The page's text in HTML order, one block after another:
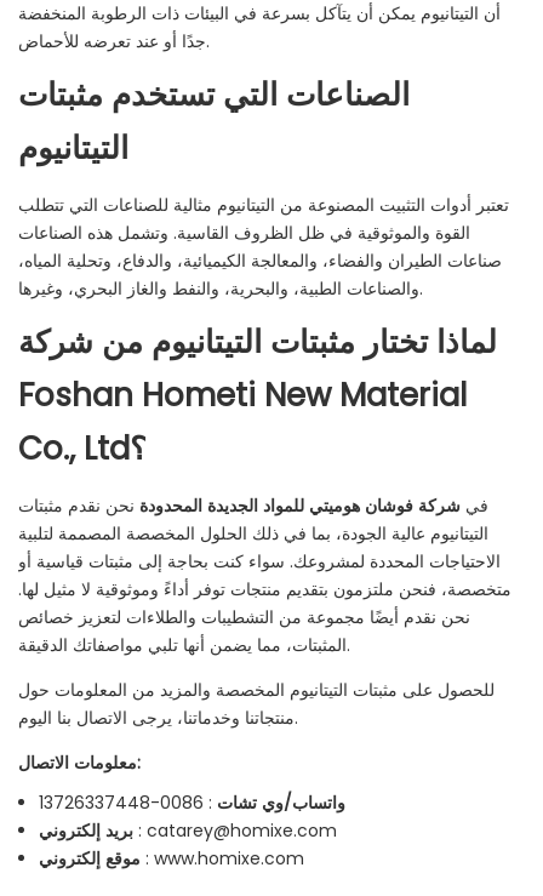
أن التيتانيوم يمكن أن يتآكل بسرعة في البيئات ذات الرطوبة المنخفضة
جدًا أو عند تعرضه للأحماض.
الصناعات التي تستخدم مثبتات
التيتانيوم
تعتبر أدوات التثبيت المصنوعة من التيتانيوم مثالية للصناعات التي تتطلب
القوة والموثوقية في ظل الظروف القاسية. وتشمل هذه الصناعات
صناعات الطيران والفضاء، والمعالجة الكيميائية، والدفاع، وتحلية المياه،
والصناعات الطبية، والبحرية، والنفط والغاز البحري، وغيرها.
لماذا تختار مثبتات التيتانيوم من شركة
Foshan Hometi New Material
Co., Ltd؟
في شركة فوشان هوميتي للمواد الجديدة المحدودة نحن نقدم مثبتات
التيتانيوم عالية الجودة، بما في ذلك الحلول المخصصة المصممة لتلبية
الاحتياجات المحددة لمشروعك. سواء كنت بحاجة إلى مثبتات قياسية أو
متخصصة، فنحن ملتزمون بتقديم منتجات توفر أداءً وموثوقية لا مثيل لها.
نحن نقدم أيضًا مجموعة من التشطيبات والطلاءات لتعزيز خصائص
المثبتات، مما يضمن أنها تلبي مواصفاتك الدقيقة.
للحصول على مثبتات التيتانيوم المخصصة والمزيد من المعلومات حول
منتجاتنا وخدماتنا، يرجى الاتصال بنا اليوم.
معلومات الاتصال:
واتساب/وي تشات : 0086-13726337448
بريد إلكتروني : catarey@homixe.com
: www.homixe.com